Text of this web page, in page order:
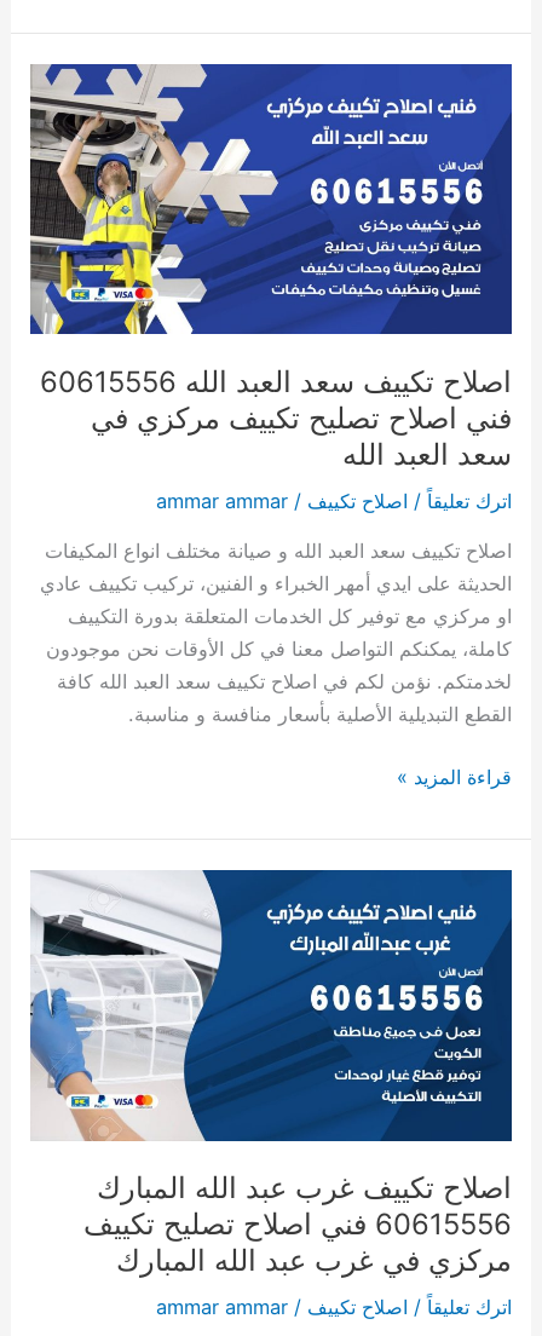
اصلاح تكييف سعد العبد الله 60615556
فني اصلاح تصليح تكييف مركزي في
سعد العبد الله
اترك تعليقاً / اصلاح تكييف /
ammar ammar
اصلاح تكييف سعد العبد الله و صيانة مختلف انواع المكيفات
الحديثة على ايدي أمهر الخبراء و الفنين، تركيب تكييف عادي
او مركزي مع توفير كل الخدمات المتعلقة بدورة التكييف
كاملة، يمكنكم التواصل معنا في كل الأوقات نحن موجودون
لخدمتكم. نؤمن لكم في اصلاح تكييف سعد العبد الله كافة
القطع التبديلية الأصلية بأسعار منافسة و مناسبة.
تكييف
سعد
العبد
60615556
فني
تصليح
تكييف
مركزي
سعد
العبد
قراءة المزيد »
اصلاح تكييف غرب عبد الله المبارك
60615556 فني اصلاح تصليح تكييف
مركزي في غرب عبد الله المبارك
اترك تعليقاً / اصلاح تكييف /
ammar ammar
تكييف
غرب
المبارك
60615556
اصلاح
تصليح
تكييف
مركزي
في
غرب